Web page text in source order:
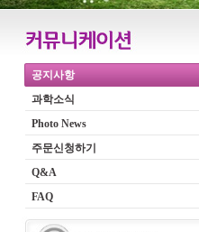
공지사항
과학소식
Photo News
주문신청하기
Q&A
FAQ